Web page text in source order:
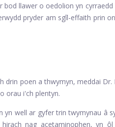
llawer o oedolion yn cyrraedd
pryder am sgîl-effaith prin
poen a thwymyn, meddai Dr.
orau i'ch plentyn.
yn well ar gyfer trin twymynau â
nag acetaminophen, yn